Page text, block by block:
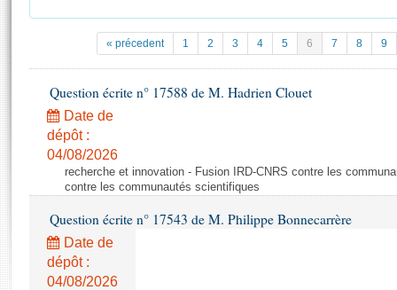
Projets de loi
Propositions de loi
Amendements
Textes adoptés
Rapports législatifs
Rapports sur l'application des lois
Documents de référence
( Constitution | Règlement de l'Assemblée ... )
Histoire
Juniors
Anciennes législatures
La Bibliothèque
Contacts et plan d'accès
Photos libres de droit
« précedent 1 2 3 4 5 6 7 8 9
Question écrite n° 17588 de M. Hadrien Clouet
Date de
dépôt :
04/08/2026
recherche et innovation - Fusion IRD-CNRS contre les
contre les communautés scientifiques
Question écrite n° 17543 de M. Philippe Bonnecarrère
Date de
dépôt :
04/08/2026